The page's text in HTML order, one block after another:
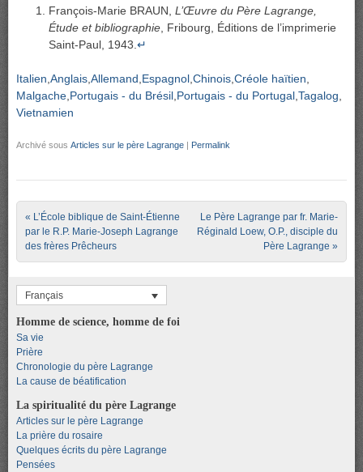
François-Marie BRAUN, L’Œuvre du Père Lagrange,
Étude et bibliographie , Fribourg, Éditions de l’imprimerie
Saint-Paul, 1943. ↵
Italien Anglais Allemand Espagnol Chinois Créole haïtien
Malgache Portugais - du Brésil Portugais - du Portugal Tagalog
Vietnamien
Archivé sous Articles sur le père Lagrange | Permalink
Post navigation
« L’École biblique de Saint-Étienne
par le R.P. Marie-Joseph Lagrange
des frères Prêcheurs
Le Père Lagrange par fr. Marie-
Réginald Loew, O.P., disciple du
Père Lagrange »
Français
Homme de science, homme de foi
Sa vie
Prière
Chronologie du père Lagrange
La cause de béatification
La spiritualité du père Lagrange
Articles sur le père Lagrange
La prière du rosaire
Quelques écrits du père Lagrange
Pensées